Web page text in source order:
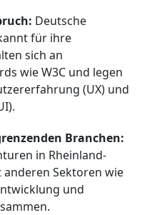
Deutsche
für ihre
sich an
wie W3C und legen
(UX) und
Branchen:
in Rheinland-
Sektoren wie
und